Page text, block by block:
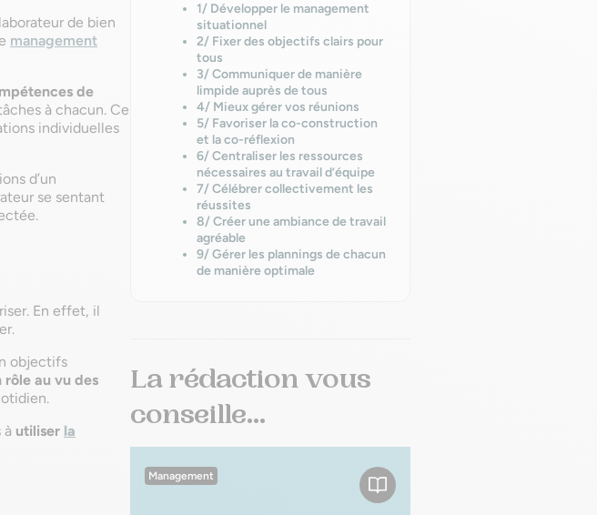
de bien
management
de
à chacun. Ce
individuelles
d’un
se sentant
En effet, il
objectifs
rôle au vu des
à utiliser la
1/ Développer le management
situationnel
2/ Fixer des objectifs clairs pour
tous
3/ Communiquer de manière
limpide auprès de tous
4/ Mieux gérer vos réunions
5/ Favoriser la co-construction
et la co-réflexion
6/ Centraliser les ressources
nécessaires au travail d’équipe
7/ Célébrer collectivement les
réussites
8/ Créer une ambiance de travail
agréable
9/ Gérer les plannings de chacun
de manière optimale
La rédaction vous
conseille...
Management